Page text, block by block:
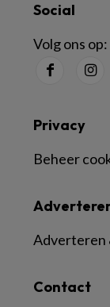
Social
Volg ons op:
Contact
Adverteren
Privacy
Beheer